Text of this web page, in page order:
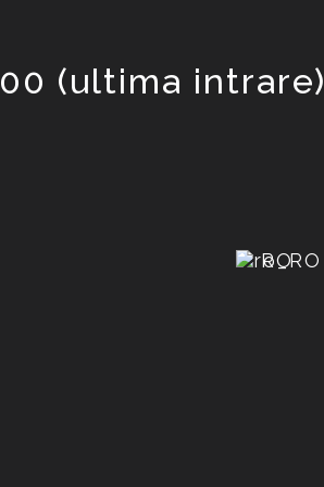
(ultima intrare)
RO